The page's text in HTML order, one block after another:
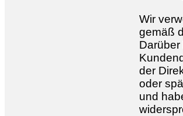
Wir
gemäß
der
oder
und